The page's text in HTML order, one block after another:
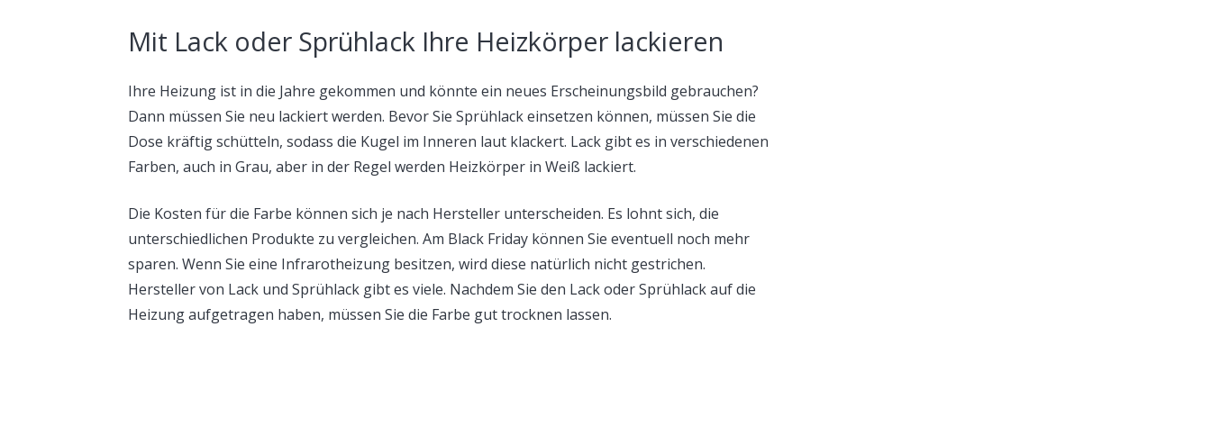
Mit Lack oder Sprühlack Ihre Heizkörper lackieren
Ihre Heizung ist in die Jahre gekommen und könnte ein neues Erscheinungsbild gebrauchen?
Dann müssen Sie neu lackiert werden. Bevor Sie Sprühlack einsetzen können, müssen Sie die
Dose kräftig schütteln, sodass die Kugel im Inneren laut klackert. Lack gibt es in verschiedenen
Farben, auch in Grau, aber in der Regel werden Heizkörper in Weiß lackiert.
Die Kosten für die Farbe können sich je nach Hersteller unterscheiden. Es lohnt sich, die
unterschiedlichen Produkte zu vergleichen. Am Black Friday können Sie eventuell noch mehr
sparen. Wenn Sie eine Infrarotheizung besitzen, wird diese natürlich nicht gestrichen.
Hersteller von Lack und Sprühlack gibt es viele. Nachdem Sie den Lack oder Sprühlack auf die
Heizung aufgetragen haben, müssen Sie die Farbe gut trocknen lassen.